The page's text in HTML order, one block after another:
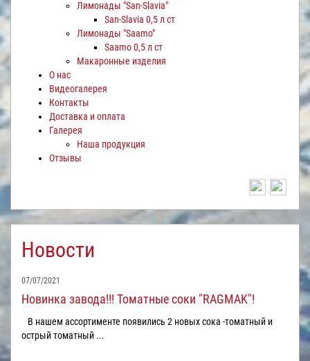
Лимонады "San-Slavia"
San-Slavia 0,5 л ст
Лимонады "Saamo"
Saamo 0,5 л ст
Макаронные изделия
О нас
Видеогалерея
Контакты
Доставка и оплата
Галерея
Наша продукция
Отзывы
Новости
07/07/2021
Новинка завода!!! Томатные соки "RAGMAK"!
В нашем ассортименте появились 2 новых сока -томатный и
острый томатный ...